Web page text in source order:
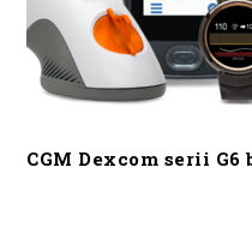
CGM Dexcom serii